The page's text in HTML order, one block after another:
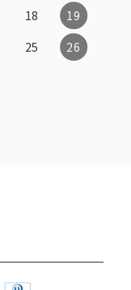
18
19
25
26